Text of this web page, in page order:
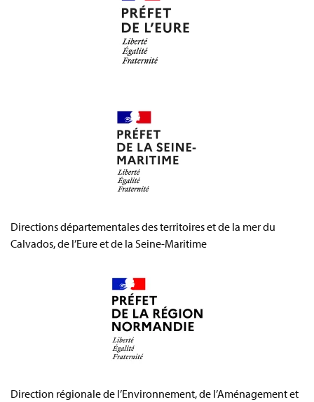
Directions départementales des territoires et de la mer du
Calvados, de l’Eure et de la Seine-Maritime
Direction régionale de l’Environnement, de l’Aménagement et